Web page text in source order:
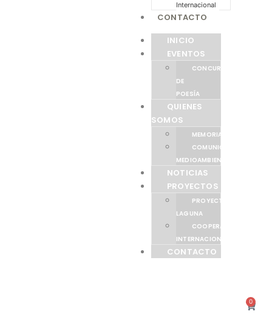
Internacional
CONTACTO
INICIO
EVENTOS
CONCURSO
DE
POESÍA
QUIENES
SOMOS
MEMORIAS
COMUNICACIÓN
MEDIOAMBIENTAL
NOTICIAS
PROYECTOS
PROYECTO
LAGUNA
COOPERACIÓN
INTERNACIONAL
CONTACTO
0